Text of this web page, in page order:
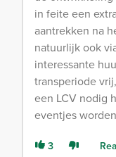
in feite een
aantrekken na
natuurlijk ook
interessante
transperiode
een LCV nodig
eventjes
3